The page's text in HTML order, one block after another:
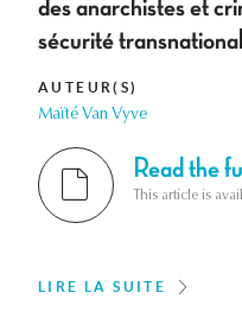
des anarchistes et
sécurité transnational
AUTEUR(S)
Maïté Van Vyve
Read the
This article is
LIRE LA SUITE